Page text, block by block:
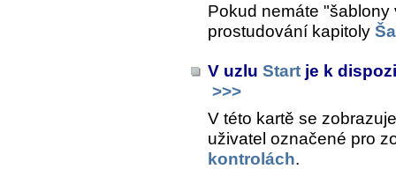
Pokud nemáte
prostudování kapitoly
V uzlu Start je k
>>>
V této kartě se
uživatel označené pro
kontrolách.